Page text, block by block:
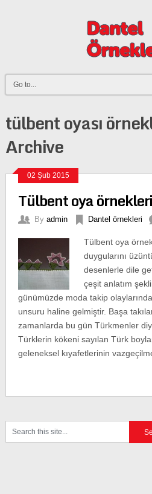
tülbent oyası
Archive
02 Şub 2015
Tülbent oya
By admin Dantel örnekleri
Tülbent oya
duygularını
desenlerle dile
çeşit anlatım
günümüzde moda takip
unsuru haline gelmiştir. Başa
zamanlarda bu gün Türkmenler
Türklerin kökeni sayılan Türk
geleneksel kıyafetlerinin